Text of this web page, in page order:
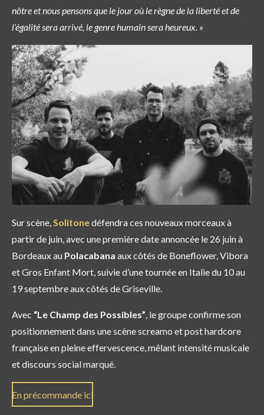
nôtre et nous pensons que le jour où le règne de la liberté et de
l’égalité sera arrivé, le genre humain sera heureux. »
Sur scène,Solitonedéfendra ces nouveaux morceaux à
partir de juin, avec une première date annoncée le 26 juin à
Bordeaux au Polacabana aux côtés de Boneflower, Vibora
et Gros Enfant Mort, suivie d’une tournée en Italie du 10 au
19 septembre aux côtés de Griseville.
Avec “Le Champ des Possibles”, le groupe confirme son
positionnement dans une scène screamo et post hardcore
française en pleine effervescence, mêlant intensité musicale
et discours social marqué.
En précommande ici